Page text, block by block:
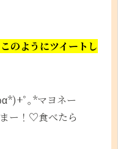
のようにツイートし
ﾟ｡*マヨネー
ー！♡食べたら